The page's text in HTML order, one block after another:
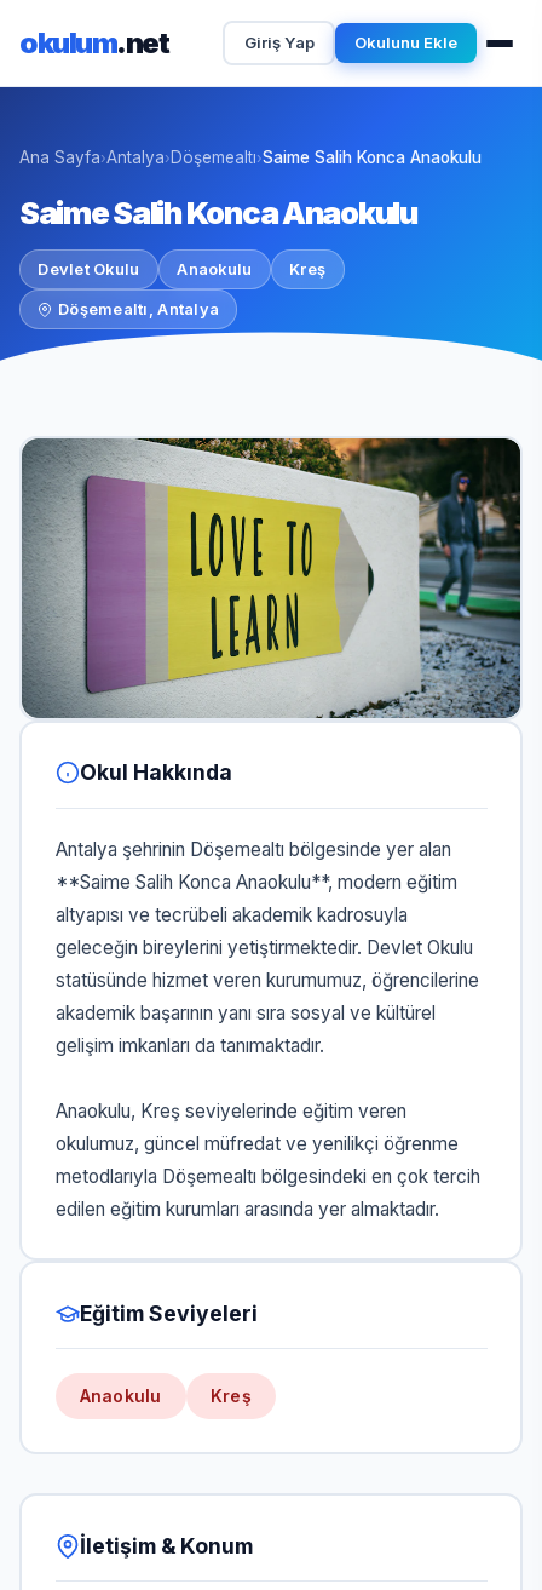
okulum.net Giriş Yap Okulunu Ekle
Ana Sayfa›Antalya› Döşemealtı›Saime Salih Konca Anaokulu
Saime Salih Konca Anaokulu
Devlet Okulu Anaokulu Kreş
Döşemealtı, Antalya
Okul Hakkında
Antalya şehrinin Döşemealtı bölgesinde yer alan
**Saime Salih Konca Anaokulu**, modern eğitim
altyapısı ve tecrübeli akademik kadrosuyla
geleceğin bireylerini yetiştirmektedir. Devlet Okulu
statüsünde hizmet veren kurumumuz, öğrencilerine
akademik başarının yanı sıra sosyal ve kültürel
gelişim imkanları da tanımaktadır.
Anaokulu, Kreş seviyelerinde eğitim veren
okulumuz, güncel müfredat ve yenilikçi öğrenme
metodlarıyla Döşemealtı bölgesindeki en çok tercih
edilen eğitim kurumları arasında yer almaktadır.
Eğitim Seviyeleri
Anaokulu Kreş
İletişim & Konum